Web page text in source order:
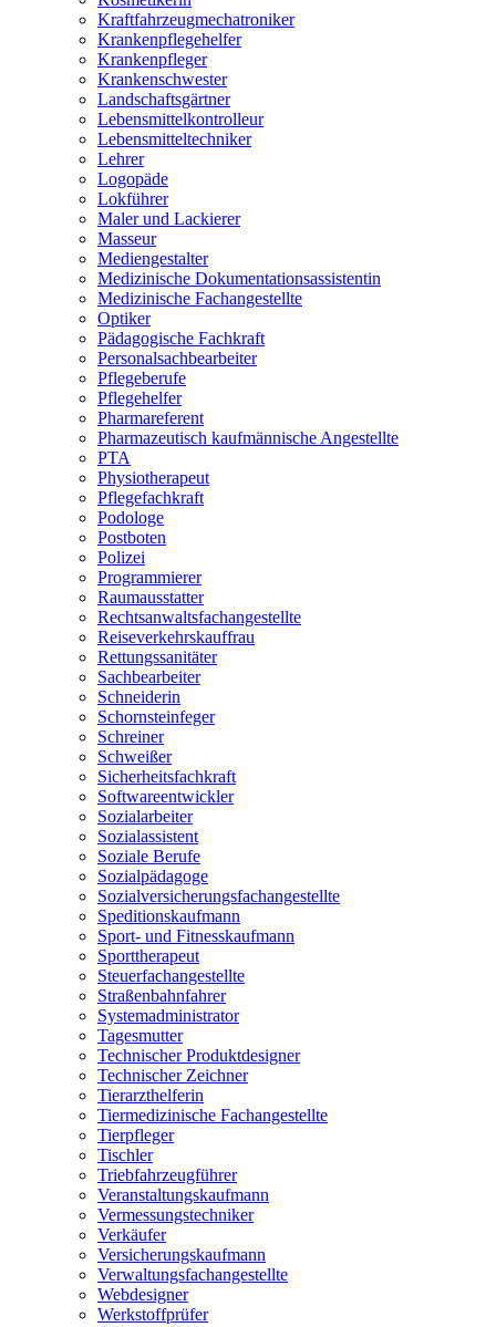
Kraftfahrzeugmechatroniker
Krankenpflegehelfer
Krankenpfleger
Krankenschwester
Landschaftsgärtner
Lebensmittelkontrolleur
Lebensmitteltechniker
Lehrer
Logopäde
Lokführer
Maler und Lackierer
Masseur
Mediengestalter
Medizinische Dokumentationsassistentin
Medizinische Fachangestellte
Optiker
Pädagogische Fachkraft
Personalsachbearbeiter
Pflegeberufe
Pflegehelfer
Pharmareferent
Pharmazeutisch kaufmännische Angestellte
PTA
Physiotherapeut
Pflegefachkraft
Podologe
Postboten
Polizei
Programmierer
Raumausstatter
Rechtsanwaltsfachangestellte
Reiseverkehrskauffrau
Rettungssanitäter
Sachbearbeiter
Schneiderin
Schornsteinfeger
Schreiner
Schweißer
Sicherheitsfachkraft
Softwareentwickler
Sozialarbeiter
Sozialassistent
Soziale Berufe
Sozialpädagoge
Sozialversicherungsfachangestellte
Speditionskaufmann
Sport- und Fitnesskaufmann
Sporttherapeut
Steuerfachangestellte
Straßenbahnfahrer
Systemadministrator
Tagesmutter
Technischer Produktdesigner
Technischer Zeichner
Tierarzthelferin
Tiermedizinische Fachangestellte
Tierpfleger
Tischler
Triebfahrzeugführer
Veranstaltungskaufmann
Vermessungstechniker
Verkäufer
Versicherungskaufmann
Verwaltungsfachangestellte
Webdesigner
Werkstoffprüfer